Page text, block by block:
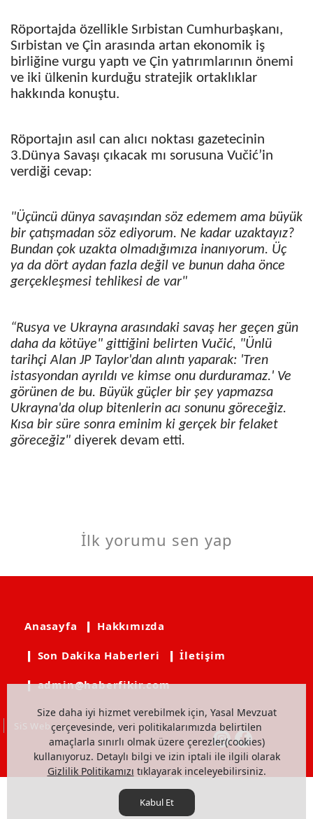
Röportajda özellikle Sırbistan Cumhurbaşkanı,
Sırbistan ve Çin arasında artan ekonomik iş
birliğine vurgu yaptı ve Çin yatırımlarının önemi
ve iki ülkenin kurduğu stratejik ortaklıklar
hakkında konuştu.
Röportajın asıl can alıcı noktası gazetecinin
3.Dünya Savaşı çıkacak mı sorusuna Vučić’in
verdiği cevap:
"Üçüncü dünya savaşından söz edemem ama büyük
bir çatışmadan söz ediyorum. Ne kadar uzaktayız?
Bundan çok uzakta olmadığımıza inanıyorum. Üç
ya da dört aydan fazla değil ve bunun daha önce
gerçekleşmesi tehlikesi de var"
“Rusya ve Ukrayna arasındaki savaş her geçen gün
daha da kötüye" gittiğini belirten Vučić, "Ünlü
tarihçi Alan JP Taylor'dan alıntı yaparak: 'Tren
istasyondan ayrıldı ve kimse onu durduramaz.' Ve
görünen de bu. Büyük güçler bir şey yapmazsa
Ukrayna'da olup bitenlerin acı sonunu göreceğiz.
Kısa bir süre sonra eminim ki gerçek bir felaket
göreceğiz" diyerek devam etti.
İlk yorumu sen yap
Size daha iyi hizmet verebilmek için, Yasal Mevzuat
çerçevesinde, veri politikalarımızda belirtilen
amaçlarla sınırlı olmak üzere çerezler(cookies)
kullanıyoruz. Detaylı bilgi ve izin iptali ile ilgili olarak
Gizlilik Politikamızı tıklayarak inceleyebilirsiniz.
Kabul Et
Anasayfa ❙ Hakkımızda
❙ Son Dakika Haberleri ❙ İletişim
❙ admin@haberfikir.com
SiS Web